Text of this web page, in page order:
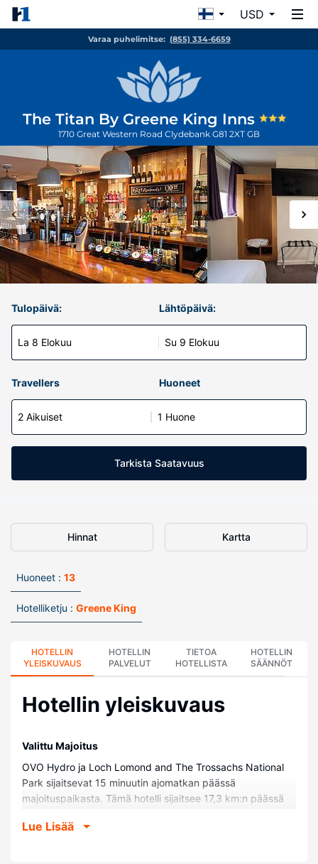
USD
Varaa puhelimitse: (855) 334-6659
The Titan By Greene King Inns
1710 Great Western Road Clydebank G81 2XT GB
Tulopäivä:
La 8 Elokuu
Lähtöpäivä:
Su 9 Elokuu
Travellers Huoneet
2 Aikuiset 1 Huone
Tarkista Saatavuus
Hinnat Kartta
Huoneet : 13
Hotelliketju : Greene King
HOTELLIN
YLEISKUVAUS
HOTELLIN
PALVELUT
TIETOA
HOTELLISTA
HOTELLIN
SÄÄNNÖT
Hotellin yleiskuvaus
Valittu Majoitus
OVO Hydro ja Loch Lomond and The Trossachs National
Park sijaitsevat 15 minuutin ajomatkan päässä
majoituspaikasta. Tämä hotelli sijaitsee 17,3 km:n päässä
Loch Lomond (järvi).
Lue Lisää